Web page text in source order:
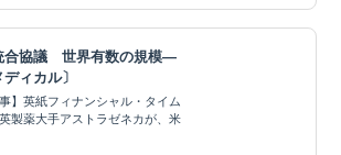
合協議 世界有数の規模―
ィカル〕
】英紙フィナンシャル・タイム
製薬大手アストラゼネカが、米